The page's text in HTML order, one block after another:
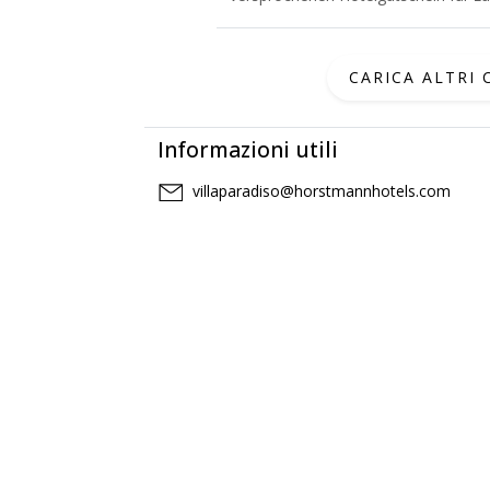
CARICA ALTRI
Informazioni utili
villaparadiso@horstmannhotels.com